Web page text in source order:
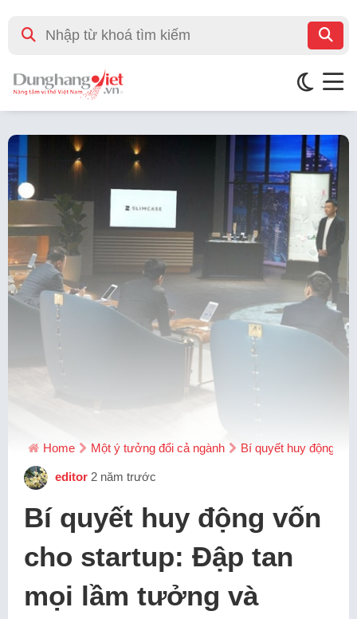
Home Một ý tưởng đổi cả ngành Bí quyết huy động
editor 2 năm trước
Bí quyết huy động vốn
cho startup: Đập tan
mọi lầm tưởng và